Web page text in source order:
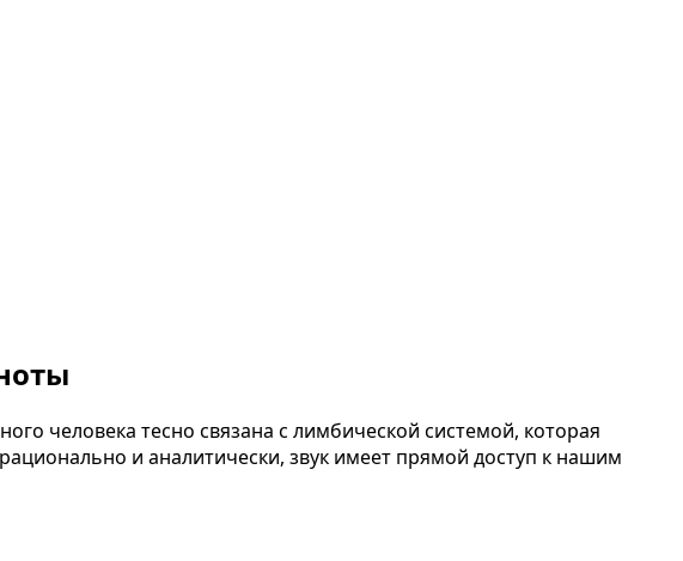
человека тесно связана с лимбической системой, которая
и аналитически, звук имеет прямой доступ к нашим